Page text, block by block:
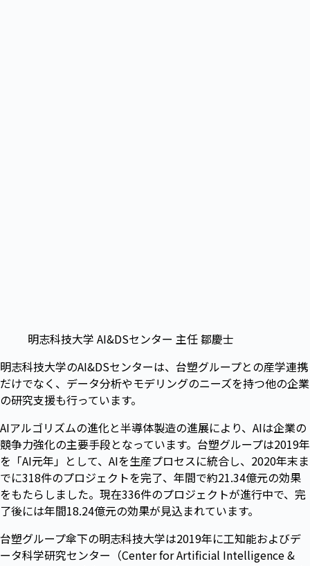
明志科技大学 AI&DSセンター 主任 鄒慶士
明志科技大学のAI&DSセンターは、台塑グループとの産学連携
だけでなく、データ分析やモデリングのニーズを持つ他の企業
の研究支援も行っています。
AIアルゴリズムの進化と半導体製造の進展により、AIは企業の
競争力強化の主要手段となっています。台塑グループは2019年
を「AI元年」として、AIを生産プロセスに統合し、2020年末ま
でに318件のプロジェクトを完了、年間で約21.34億元の効果
をもたらしました。現在336件のプロジェクトが進行中で、完
了後には年間18.24億元の効果が見込まれています。
台塑グループ傘下の明志科技大学は2019年に工知能およびデ
ータ科学研究センター（Center for Artificial Intelligence &